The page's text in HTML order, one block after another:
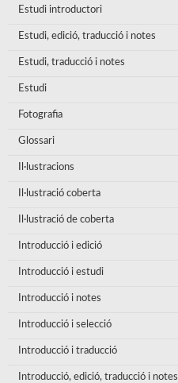
Estudi introductori
Estudi, edició, traducció i notes
Estudi, traducció i notes
Estudi
Fotografia
Glossari
Il·lustracions
Il·lustració coberta
Il·lustració de coberta
Introducció i edició
Introducció i estudi
Introducció i notes
Introducció i selecció
Introducció i traducció
Introducció, edició, traducció i notes